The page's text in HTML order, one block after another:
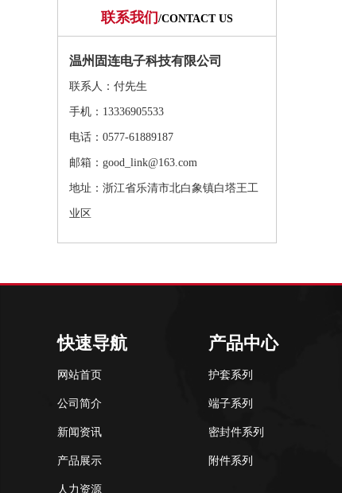
联系我们 /CONTACT US
温州固连电子科技有限公司
联系人：付先生
手机：13336905533
电话：0577-61889187
邮箱：good_link@163.com
地址：浙江省乐清市北白象镇白塔王工
业区
快速导航
网站首页
公司简介
新闻资讯
产品展示
人力资源
产品中心
护套系列
端子系列
密封件系列
附件系列